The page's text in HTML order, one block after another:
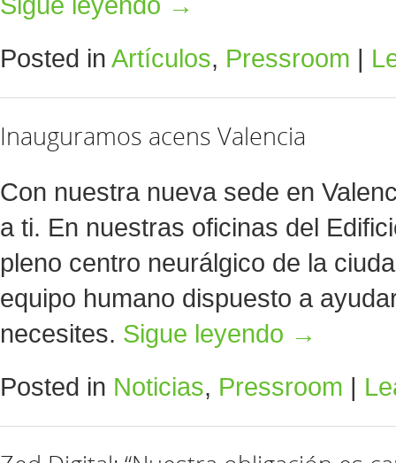
Posted in Artículos, Pressroom |
Inauguramos acens Valencia
Con nuestra nueva sede en
a ti. En nuestras oficinas del
pleno centro neurálgico de la
equipo humano dispuesto a
necesites. Sigue leyendo →
Posted in Noticias, Pressroom |